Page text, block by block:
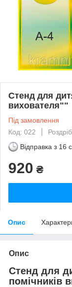
Стенд для
вихователя""
Під замовлення
Код: 022
Роздріб
Відправка з 16
920 ₴
Опис
Опис
Стенд для
помічників